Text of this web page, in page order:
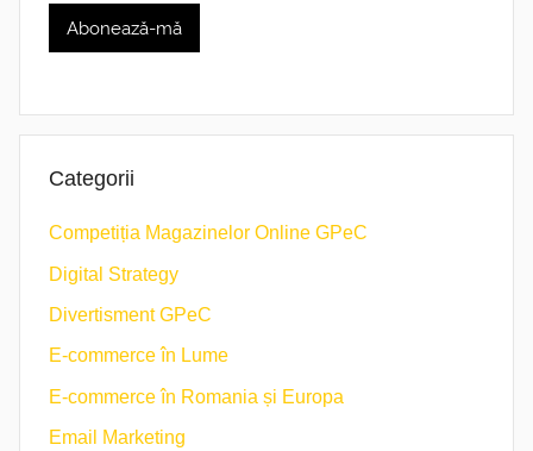
Categorii
Competiția Magazinelor Online GPeC
Digital Strategy
Divertisment GPeC
E-commerce în Lume
E-commerce în Romania și Europa
Email Marketing